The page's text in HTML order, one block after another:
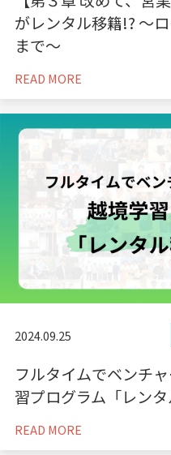
がレンタル移籍!? 〜
まで〜
READ MORE
2024.09.25
フルタイムでベンチ
習プログラム「レン
READ MORE